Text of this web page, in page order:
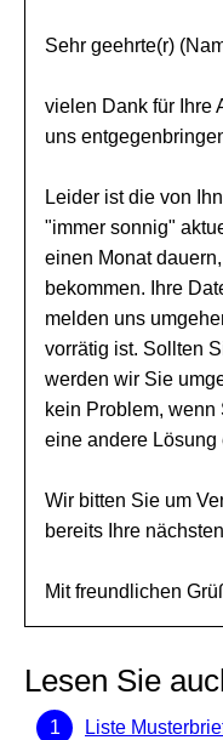
Sehr geehrte(r)
vielen Dank für Ihre
uns
Leider ist die von
"immer sonnig"
einen Monat
bekommen. Ihre
melden uns
vorrätig ist. Sollten
werden wir Sie
kein Problem,
eine andere Lösung
Wir bitten Sie um
bereits Ihre
Mit freundlichen
Lesen Sie
Liste